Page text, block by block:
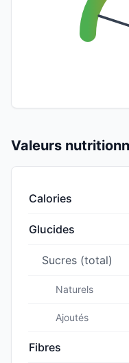
Valeurs
Calories
Glucides
Sucres (total)
Naturels
Ajoutés
Fibres